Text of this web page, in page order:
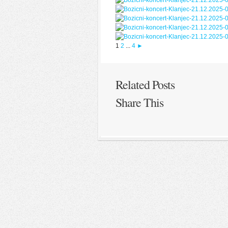
1 2 ... 4 ►
Related Posts
Share This